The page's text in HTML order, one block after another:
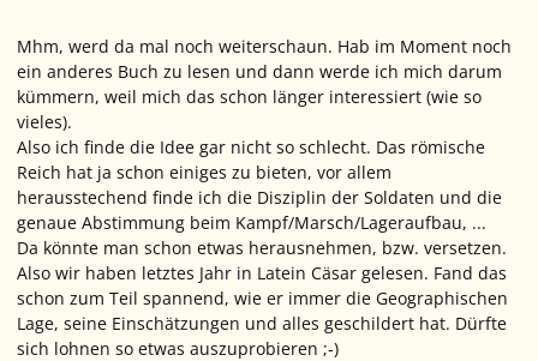
Mhm, werd da mal noch weiterschaun. Hab im Moment noch
ein anderes Buch zu lesen und dann werde ich mich darum
kümmern, weil mich das schon länger interessiert (wie so
vieles).
Also ich finde die Idee gar nicht so schlecht. Das römische
Reich hat ja schon einiges zu bieten, vor allem
herausstechend finde ich die Disziplin der Soldaten und die
genaue Abstimmung beim Kampf/Marsch/Lageraufbau, ...
Da könnte man schon etwas herausnehmen, bzw. versetzen.
Also wir haben letztes Jahr in Latein Cäsar gelesen. Fand das
schon zum Teil spannend, wie er immer die Geographischen
Lage, seine Einschätzungen und alles geschildert hat. Dürfte
sich lohnen so etwas auszuprobieren ;-)